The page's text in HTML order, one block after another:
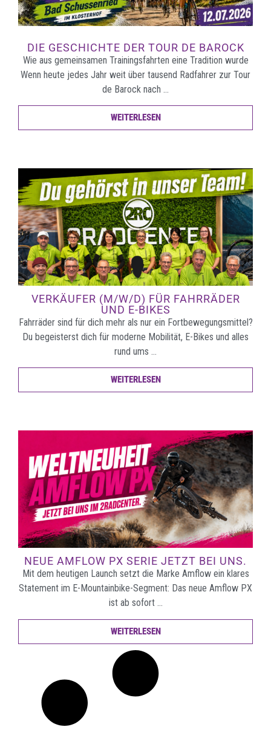
DIE GESCHICHTE DER TOUR DE BAROCK
Wie aus gemeinsamen Trainingsfahrten eine Tradition wurde
Wenn heute jedes Jahr weit über tausend Radfahrer zur Tour
de Barock nach …
WEITERLESEN
VERKÄUFER (M/W/D) FÜR FAHRRÄDER
UND E-BIKES
Fahrräder sind für dich mehr als nur ein Fortbewegungsmittel?
Du begeisterst dich für moderne Mobilität, E-Bikes und alles
rund ums …
WEITERLESEN
NEUE AMFLOW PX SERIE JETZT BEI UNS.
Mit dem heutigen Launch setzt die Marke Amflow ein klares
Statement im E-Mountainbike-Segment: Das neue Amflow PX
ist ab sofort …
WEITERLESEN